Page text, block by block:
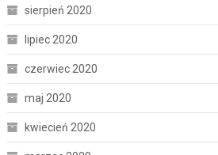
sierpień 2020
lipiec 2020
czerwiec 2020
maj 2020
kwiecień 2020